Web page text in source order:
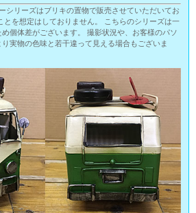
シリーズはブリキの置物で販売させていただいてお
とを想定はしておりません。 こちらのシリーズは一
個体差がございます。 撮影状況や、お客様のパソ
実物の色味と若干違って見える場合もございま